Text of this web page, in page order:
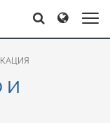
& CIS
Dansk
Поиск
и